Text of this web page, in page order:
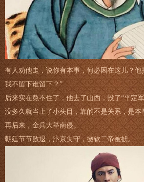
有人劝他走，说你有本事，何必困在这儿？他
我不留下谁留下？”
后来实在熬不住了，他去了山西，投了“平定
没多久就当上了小头目，靠的不是关系，是本
再后来，金兵大举南侵。
朝廷节节败退，汴京失守，徽钦二帝被掳。